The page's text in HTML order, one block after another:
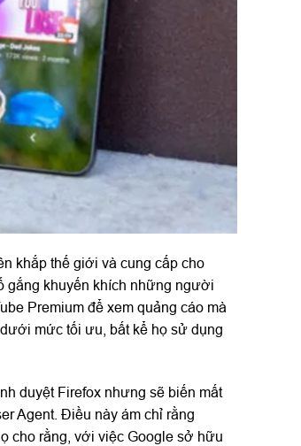
khắp thế giới và cung cấp cho
gắng khuyến khích những người
Premium để xem quảng cáo mà
mức tối ưu, bất kể họ sử dụng
duyệt Firefox nhưng sẽ biến mất
Agent. Điều này ám chỉ rằng
cho rằng, với việc Google sở hữu